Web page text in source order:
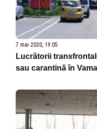
7 mai 2020, 19:05
Lucrătorii
sau carantină în